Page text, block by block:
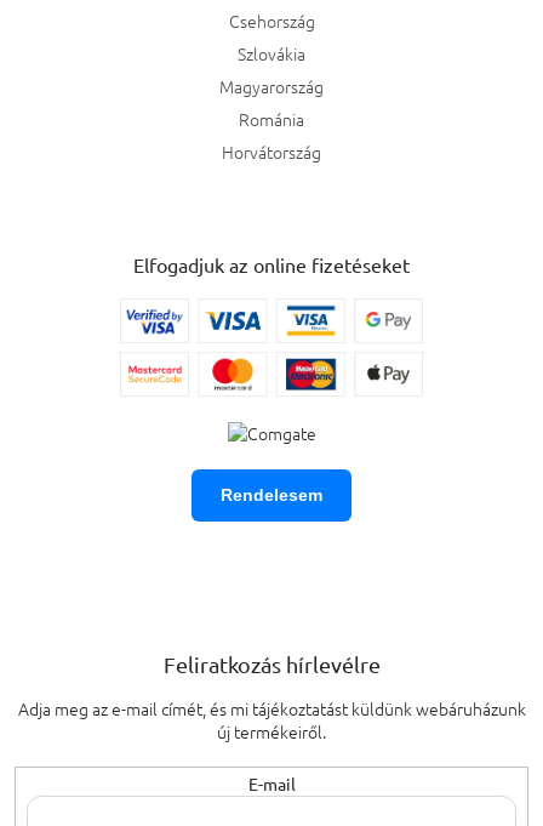
Csehország
Szlovákia
Magyarország
Románia
Horvátország
Elfogadjuk az online fizetéseket
Rendelesem
Feliratkozás hírlevélre
Adja meg az e-mail címét, és mi tájékoztatást küldünk webáruházunk
új termékeiről.
E-mail